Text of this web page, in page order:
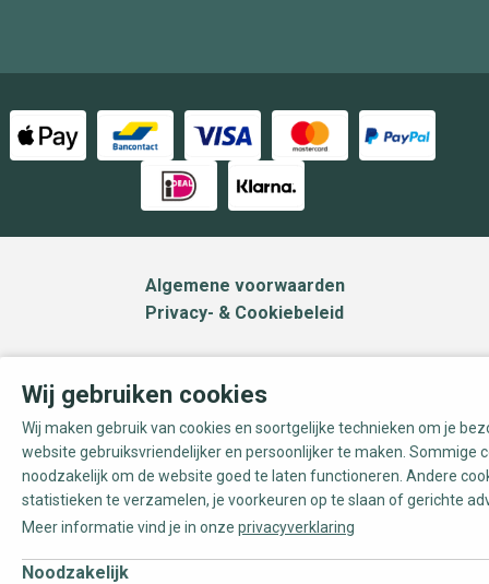
Algemene voorwaarden
Privacy- & Cookiebeleid
Wij gebruiken cookies
Wij maken gebruik van cookies en soortgelijke technieken om je
website gebruiksvriendelijker en persoonlijker te maken. Sommige
noodzakelijk om de website goed te laten functioneren. Andere
statistieken te verzamelen, je voorkeuren op te slaan of gerichte
Meer informatie vind je in onze privacyverklaring
Noodzakelijk